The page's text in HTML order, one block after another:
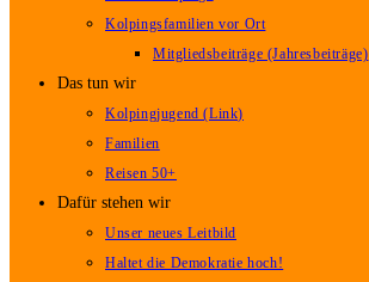
Kolpingsfamilien vor Ort
Mitgliedsbeiträge (Jahresbeiträge)
Das tun wir
Kolpingjugend (Link)
Familien
Reisen 50+
Dafür stehen wir
Unser neues Leitbild
Haltet die Demokratie hoch!